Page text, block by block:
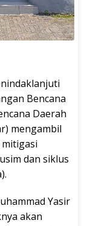
Bencana
Daerah
mengambil
dan siklus
Yasir
akan